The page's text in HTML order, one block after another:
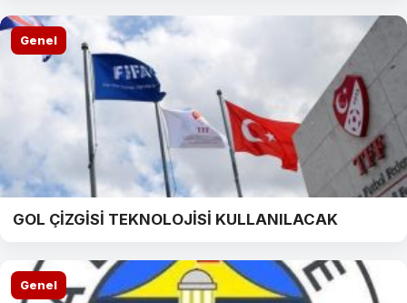
Genel
GOL ÇİZGİSİ TEKNOLOJİSİ KULLANILACAK
Genel